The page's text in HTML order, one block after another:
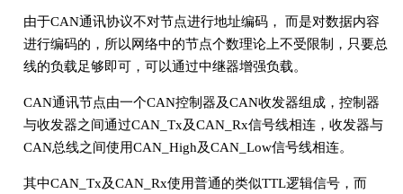
由于CAN通讯协议不对节点进行地址编码， 而是对数据内容
进行编码的，所以网络中的节点个数理论上不受限制，只要总
线的负载足够即可，可以通过中继器增强负载。
CAN通讯节点由一个CAN控制器及CAN收发器组成，控制器
与收发器之间通过CAN_Tx及CAN_Rx信号线相连，收发器与
CAN总线之间使用CAN_High及CAN_Low信号线相连。
其中CAN_Tx及CAN_Rx使用普通的类似TTL逻辑信号，而